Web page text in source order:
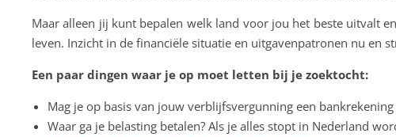
Maar alleen jij kunt bepalen welk land voor jou het beste uitvalt
leven. Inzicht in de financiële situatie en uitgavenpatronen nu en
Een paar dingen waar je op moet letten bij je zoektocht:
Mag je op basis van jouw verblijfsvergunning een bankrekening
Waar ga je belasting betalen? Als je alles stopt in Nederland